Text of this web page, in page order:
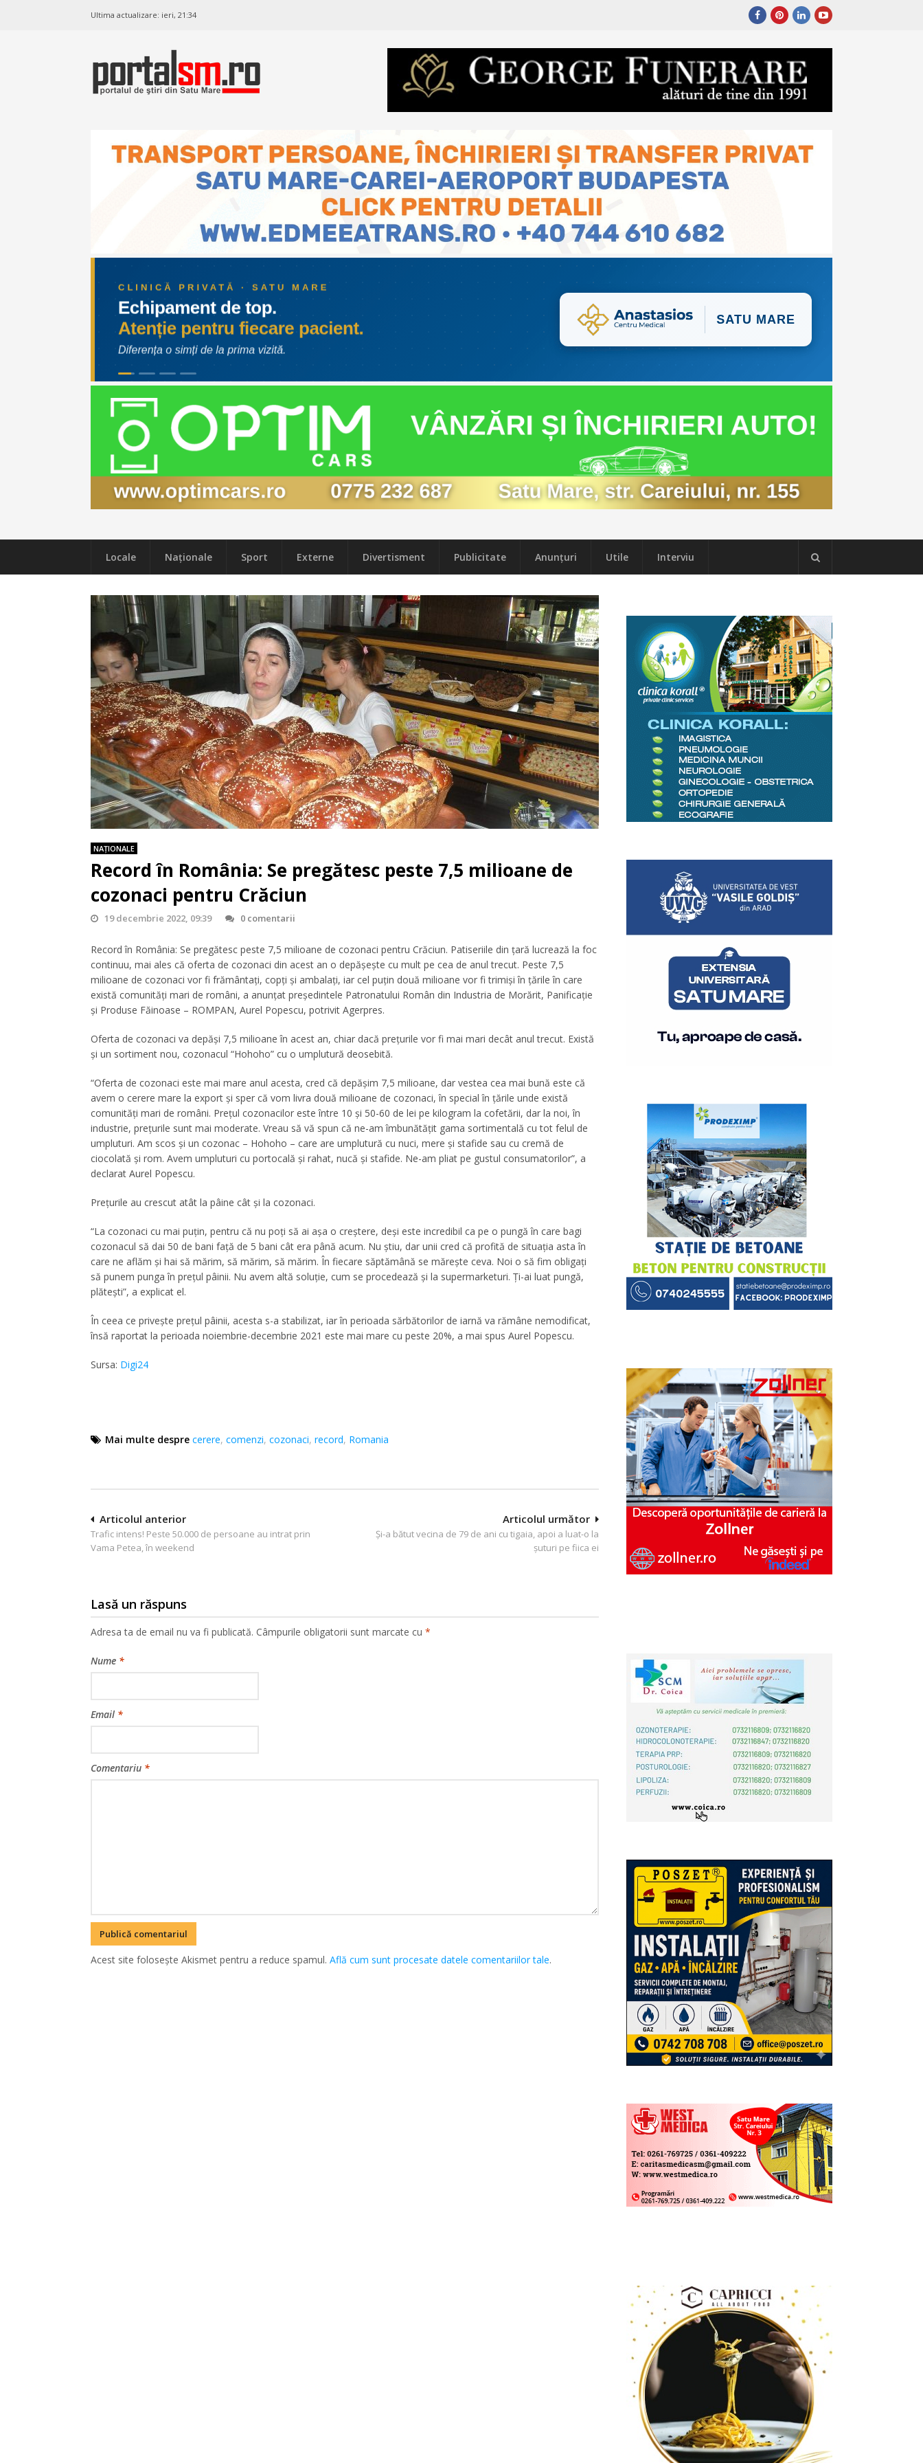
Ultima actualizare: ieri, 21:34
Locale Naţionale Sport Externe Divertisment Publicitate Anunțuri Utile Interviu
NAŢIONALE
Record în România: Se pregătesc peste 7,5 milioane de
cozonaci pentru Crăciun
19 decembrie 2022, 09:39 0 comentarii
Record în România: Se pregătesc peste 7,5 milioane de cozonaci pentru Crăciun. Patiseriile din țară lucrează la foc
continuu, mai ales că oferta de cozonaci din acest an o depășește cu mult pe cea de anul trecut. Peste 7,5
milioane de cozonaci vor fi frământați, copți și ambalați, iar cel puțin două milioane vor fi trimiși în țările în care
există comunități mari de români, a anunțat preşedintele Patronatului Român din Industria de Morărit, Panificaţie
şi Produse Făinoase – ROMPAN, Aurel Popescu, potrivit Agerpres.
Oferta de cozonaci va depăşi 7,5 milioane în acest an, chiar dacă preţurile vor fi mai mari decât anul trecut. Există
și un sortiment nou, cozonacul “Hohoho” cu o umplutură deosebită.
“Oferta de cozonaci este mai mare anul acesta, cred că depăşim 7,5 milioane, dar vestea cea mai bună este că
avem o cerere mare la export şi sper că vom livra două milioane de cozonaci, în special în ţările unde există
comunităţi mari de români. Preţul cozonacilor este între 10 şi 50-60 de lei pe kilogram la cofetării, dar la noi, în
industrie, preţurile sunt mai moderate. Vreau să vă spun că ne-am îmbunătăţit gama sortimentală cu tot felul de
umpluturi. Am scos şi un cozonac – Hohoho – care are umplutură cu nuci, mere şi stafide sau cu cremă de
ciocolată şi rom. Avem umpluturi cu portocală şi rahat, nucă şi stafide. Ne-am pliat pe gustul consumatorilor”, a
declarat Aurel Popescu.
Prețurile au crescut atât la pâine cât și la cozonaci.
“La cozonaci cu mai puţin, pentru că nu poţi să ai aşa o creştere, deşi este incredibil ca pe o pungă în care bagi
cozonacul să dai 50 de bani faţă de 5 bani cât era până acum. Nu ştiu, dar unii cred că profită de situaţia asta în
care ne aflăm şi hai să mărim, să mărim, să mărim. În fiecare săptămână se măreşte ceva. Noi o să fim obligaţi
să punem punga în preţul pâinii. Nu avem altă soluţie, cum se procedează şi la supermarketuri. Ţi-ai luat pungă,
plăteşti”, a explicat el.
În ceea ce priveşte preţul pâinii, acesta s-a stabilizat, iar în perioada sărbătorilor de iarnă va rămâne nemodificat,
însă raportat la perioada noiembrie-decembrie 2021 este mai mare cu peste 20%, a mai spus Aurel Popescu.
Sursa: Digi24
Mai multe despre cerere, comenzi, cozonaci, record, Romania
Navigare
în
Articolul următor
Şi-a bătut vecina de 79 de ani cu tigaia, apoi a luat-o la
şuturi pe fiica ei
Articolul anterior
Trafic intens! Peste 50.000 de persoane au intrat prin
Vama Petea, în weekend
Lasă un răspuns
Adresa ta de email nu va fi publicată. Câmpurile obligatorii sunt marcate cu *
Nume *
Email *
Comentariu *
Acest site folosește Akismet pentru a reduce spamul. Află cum sunt procesate datele comentariilor tale.